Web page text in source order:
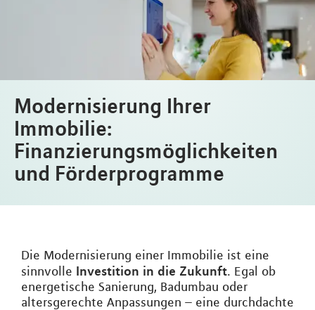
Modernisierung Ihrer
Immobilie:
Finanzierungsmöglichkeiten
und Förderprogramme
Die Modernisierung einer Immobilie ist eine
sinnvolle Investition in die Zukunft. Egal ob
energetische Sanierung, Badumbau oder
altersgerechte Anpassungen – eine durchdachte